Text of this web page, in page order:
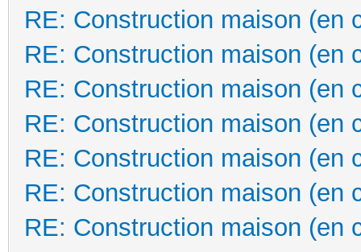
RE: Construction maison (en
RE: Construction maison (en
RE: Construction maison (en
RE: Construction maison (en
RE: Construction maison (en
RE: Construction maison (en
RE: Construction maison (en